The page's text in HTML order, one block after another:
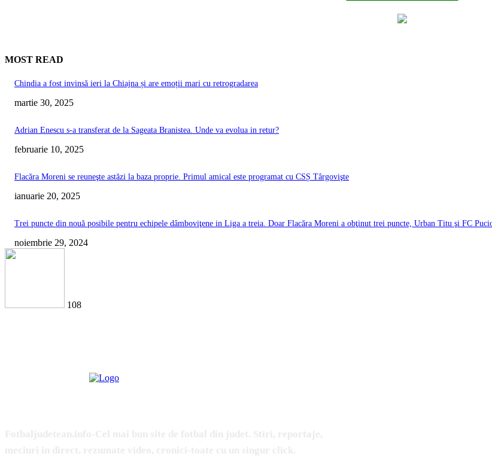
MOST READ
Chindia a fost invinsă ieri la Chiajna și are emoții mari cu retrogradarea
martie 30, 2025
Adrian Enescu s-a transferat de la Sageata Branistea. Unde va evolua in retur?
februarie 10, 2025
Flacăra Moreni se reuneşte astăzi la baza proprie. Primul amical este programat cu CSȘ Târgovişte
ianuarie 20, 2025
Trei puncte din nouă posibile pentru echipele dâmboviţene in Liga a treia. Doar Flacăra Moreni a obţinut trei puncte, Urban Titu şi FC
noiembrie 29, 2024
108